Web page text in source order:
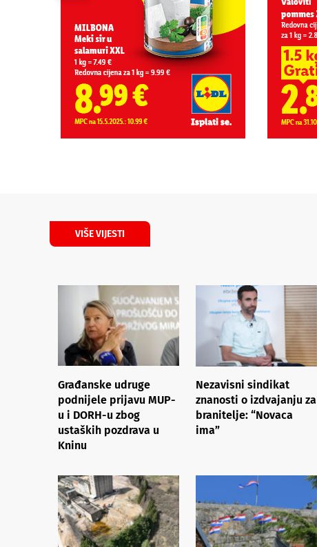
VIŠE VIJESTI
Građanske udruge
podnijele prijavu MUP-
u i DORH-u zbog
ustaških pozdrava u
Kninu
Nezavisni sindikat
znanosti o izdvajanju za
branitelje: “Novaca
ima”